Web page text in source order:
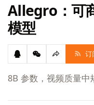
Allegro：可
模型
订
8B 参数，视频质量中